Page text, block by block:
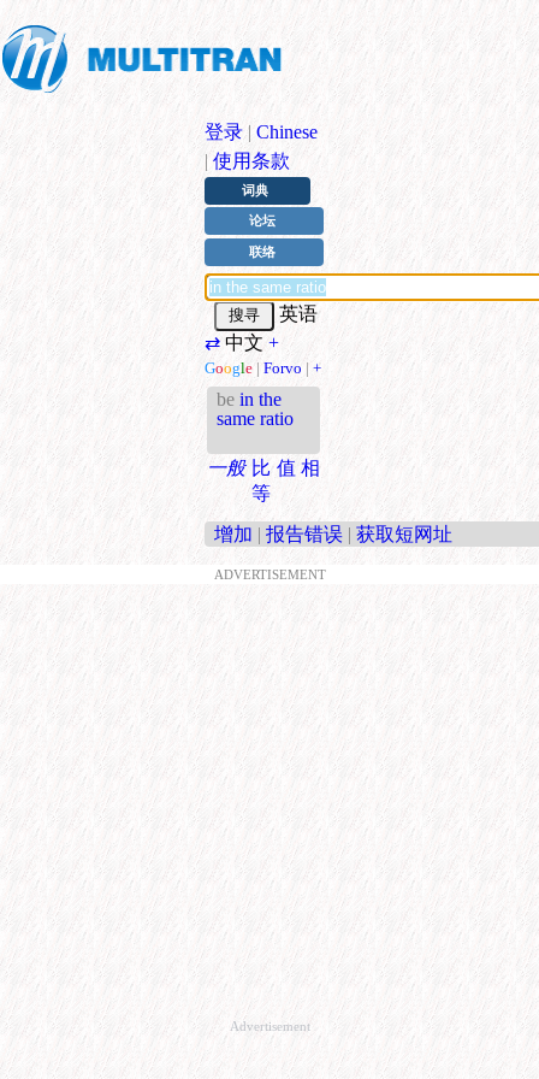
登录 | Chinese
| 使用条款
词典
论坛
联络
英语
⇄ 中文 +
Google | Forvo | +
be in the
same ratio
一般 比值相
等
增加 | 报告错误 | 获取短网址
ADVERTISEMENT
Advertisement